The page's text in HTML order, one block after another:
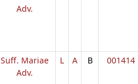
Adv.
Suff. Mariae
Adv.
L A B 001414